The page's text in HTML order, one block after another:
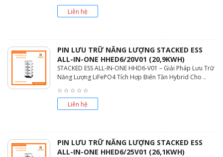
Liên hệ
PIN LƯU TRỮ NĂNG LƯỢNG STACKED ESS
ALL-IN-ONE HHED6/20V01 (20,9KWH)
STACKED ESS ALL-IN-ONE HHD6-V01 – Giải Pháp Lưu Trữ
Năng Lượng LiFePO4 Tích Hợp Biến Tần Hybrid Cho ..
Liên hệ
PIN LƯU TRỮ NĂNG LƯỢNG STACKED ESS
ALL-IN-ONE HHED6/25V01 (26,1KWH)